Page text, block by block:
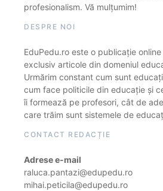
profesionalism. Vă mulțumim!
DESPRE NOI
EduPedu.ro este o publicație
exclusiv articole din domeniul
Urmărim constant cum sunt
cum face politicile din educație și
îi formează pe profesori, cât de
care trăim sunt sistemele de
CONTACT REDACȚIE
Adrese e-mail
raluca.pantazi@edupedu.ro
mihai.peticila@edupedu.ro